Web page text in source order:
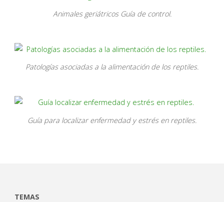
Animales geriátricos Guía de control.
Patologías asociadas a la alimentación de los reptiles.
Guía para localizar enfermedad y estrés en reptiles.
TEMAS